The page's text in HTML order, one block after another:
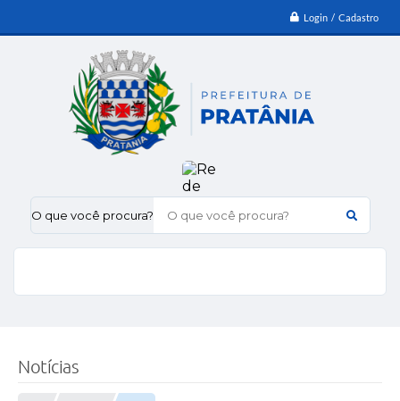
Login / Cadastro
O que você procura?
Notícias